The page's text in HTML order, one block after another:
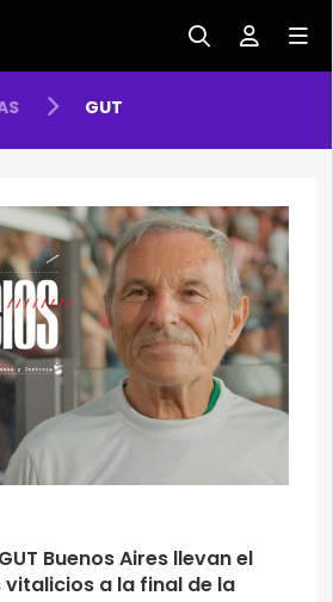
GUT
Buenos Aires llevan el
vitalicios a la final de la